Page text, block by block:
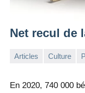
Net recul de
Articles Culture
En 2020, 740 000